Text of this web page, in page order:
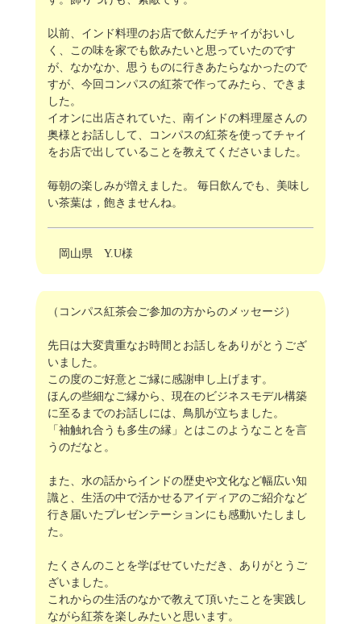
以前、インド料理のお店で飲んだチャイがおいし
く、この味を家でも飲みたいと思っていたのです
が、なかなか、思うものに行きあたらなかったので
すが、今回コンパスの紅茶で作ってみたら、できま
した。
イオンに出店されていた、南インドの料理屋さんの
奥様とお話しして、コンパスの紅茶を使ってチャイ
をお店で出していることを教えてくださいました。
毎朝の楽しみが増えました。 毎日飲んでも、美味し
い茶葉は，飽きませんね。
岡山県 Y.U様
（コンパス紅茶会ご参加の方からのメッセージ）
先日は大変貴重なお時間とお話しをありがとうござ
いました。
この度のご好意とご縁に感謝申し上げます。
ほんの些細なご縁から、現在のビジネスモデル構築
に至るまでのお話しには、鳥肌が立ちました。
「袖触れ合うも多生の縁」とはこのようなことを言
うのだなと。
また、水の話からインドの歴史や文化など幅広い知
識と、生活の中で活かせるアイディアのご紹介など
行き届いたプレゼンテーションにも感動いたしまし
た。
たくさんのことを学ばせていただき、ありがとうご
ざいました。
これからの生活のなかで教えて頂いたことを実践し
ながら紅茶を楽しみたいと思います。